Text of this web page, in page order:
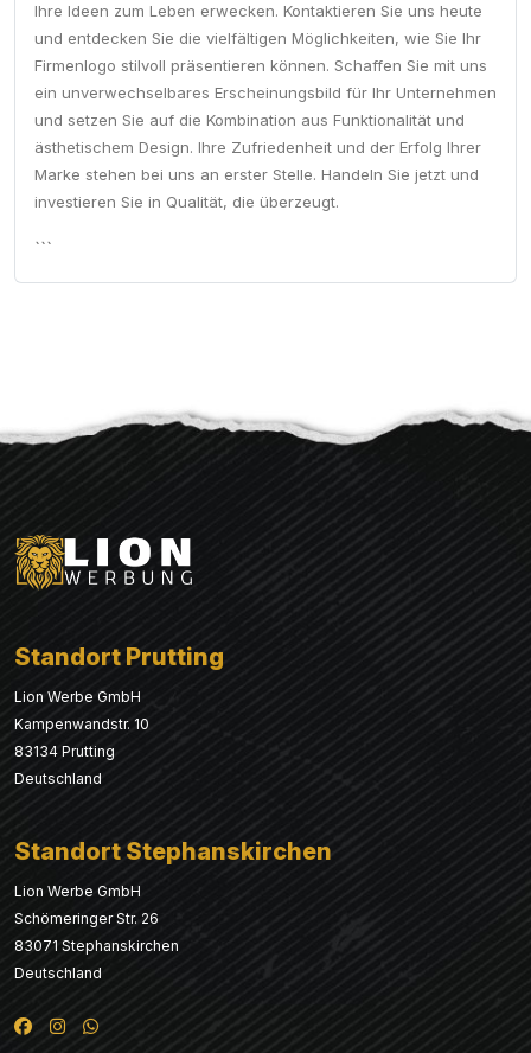
Ihre Ideen zum Leben erwecken. Kontaktieren Sie uns heute
und entdecken Sie die vielfältigen Möglichkeiten, wie Sie Ihr
Firmenlogo stilvoll präsentieren können. Schaffen Sie mit uns
ein unverwechselbares Erscheinungsbild für Ihr Unternehmen
und setzen Sie auf die Kombination aus Funktionalität und
ästhetischem Design. Ihre Zufriedenheit und der Erfolg Ihrer
Marke stehen bei uns an erster Stelle. Handeln Sie jetzt und
investieren Sie in Qualität, die überzeugt.
```
Standort Prutting
Lion Werbe GmbH
Kampenwandstr. 10
83134 Prutting
Deutschland
Standort Stephanskirchen
Lion Werbe GmbH
Schömeringer Str. 26
83071 Stephanskirchen
Deutschland